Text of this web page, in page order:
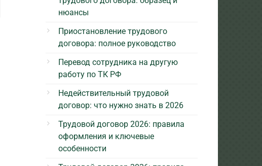
нюансы
Приостановление трудового
договора: полное руководство
Перевод сотрудника на другую
работу по ТК РФ
Недействительный трудовой
договор: что нужно знать в 2026
Трудовой договор 2026: правила
оформления и ключевые
особенности